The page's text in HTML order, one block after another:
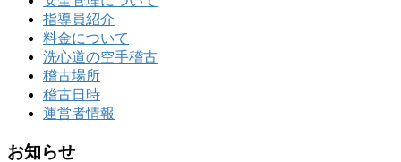
指導員紹介
料金について
洗心道の空手稽古
稽古場所
稽古日時
運営者情報
お知らせ